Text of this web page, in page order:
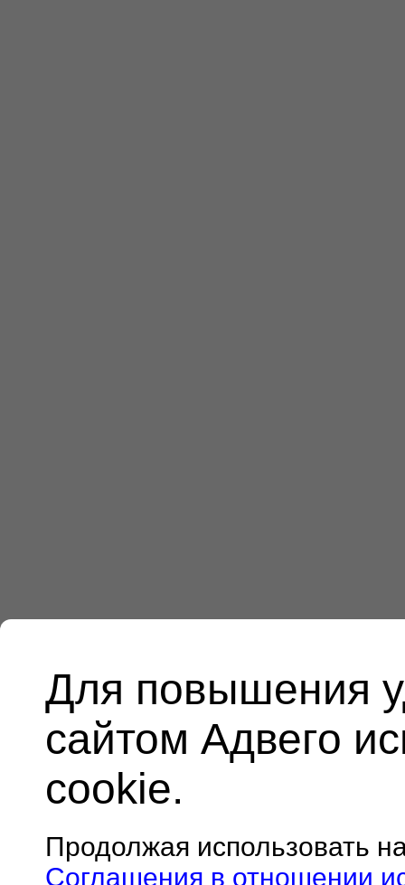
Для повышения
сайтом Адвего
cookie.
Продолжая использовать
Соглашения в отношении